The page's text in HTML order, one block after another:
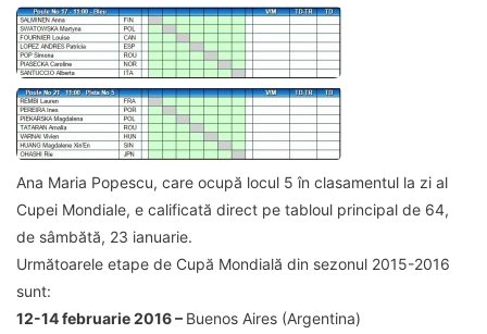
Ana Maria Popescu, care ocupă locul 5 în clasamentul la zi al
Cupei Mondiale, e calificată direct pe tabloul principal de 64,
de sâmbătă, 23 ianuarie.
Următoarele etape de Cupă Mondială din sezonul 2015-2016
sunt:
12-14 februarie 2016 – Buenos Aires (Argentina)